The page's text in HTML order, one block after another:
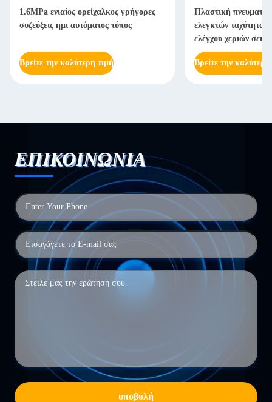
1.6MPa ενιαίος ορείχαλκος γρήγορες
συζεύξεις ημι αυτόματος τύπος
Βρείτε την καλύτερη τιμή
Πλαστική
ελεγκτών ταχύτητας
ελέγχου χεριών
Βρείτε την καλύτερη
ΕΠΙΚΟΙΝΩΝΙΑ
υποβολή